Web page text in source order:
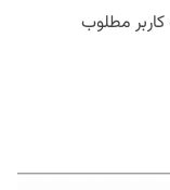
مطلوب